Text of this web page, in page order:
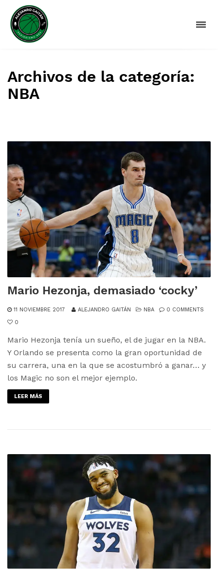
Archivos de la categoría:
NBA
Mario Hezonja, demasiado ‘cocky’
11 NOVIEMBRE 2017 ALEJANDRO GAITÁN NBA
0 COMMENTS
0
Mario Hezonja tenía un sueño, el de jugar en la NBA.
Y Orlando se presenta como la gran oportunidad de
su carrera, una en la que se acostumbró a ganar… y
los Magic no son el mejor ejemplo.
LEER MÁS